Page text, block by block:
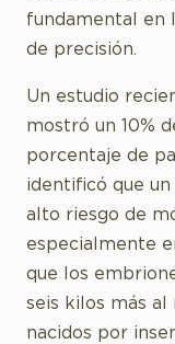
fundamental en
de precisión.
Un estudio
mostró un 10%
porcentaje de
identificó que un
alto riesgo de
especialmente
que los
seis kilos más al
nacidos por